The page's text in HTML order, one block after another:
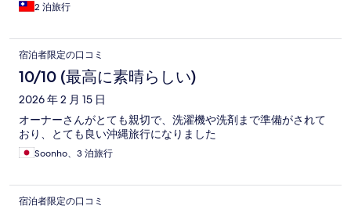
2 泊旅行
宿泊者限定の口コミ
10/10 (最高に素晴らしい)
2026 年 2 月 15 日
オーナーさんがとても親切で、洗濯機や洗剤まで準備がされて
おり、とても良い沖縄旅行になりました
Soonho、3 泊旅行
宿泊者限定の口コミ